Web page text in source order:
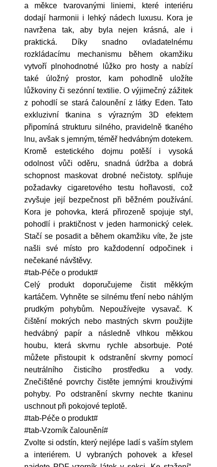
a měkce tvarovanými liniemi, které interiéru
dodají harmonii i lehký nádech luxusu. Kora je
navržena tak, aby byla nejen krásná, ale i
praktická. Díky snadno ovladatelnému
rozkládacímu mechanismu během okamžiku
vytvoří plnohodnotné lůžko pro hosty a nabízí
také úložný prostor, kam pohodlně uložíte
lůžkoviny či sezónní textilie. O výjimečný zážitek
z pohodlí se stará čalounění z látky Eden. Tato
exkluzivní tkanina s výrazným 3D efektem
připomíná strukturu silného, pravidelně tkaného
lnu, avšak s jemným, téměř hedvábným dotekem.
Kromě estetického dojmu potěší i vysoká
odolnost vůči oděru, snadná údržba a dobrá
schopnost maskovat drobné nečistoty. splňuje
požadavky cigaretového testu hořlavosti, což
zvyšuje její bezpečnost při běžném používání.
Kora je pohovka, která přirozeně spojuje styl,
pohodlí i praktičnost v jeden harmonický celek.
Stačí se posadit a během okamžiku víte, že jste
našli své místo pro každodenní odpočinek i
nečekané návštěvy.
#tab-Péče o produkt#
Celý produkt doporučujeme čistit měkkým
kartáčem. Vyhněte se silnému tření nebo náhlým
prudkým pohybům. Nepoužívejte vysavač. K
čištění mokrých nebo mastných skvrn použijte
hedvábný papír a následně vlhkou měkkou
houbu, která skvrnu rychle absorbuje. Poté
můžete přistoupit k odstranění skvrny pomocí
neutrálního čisticího prostředku a vody.
Znečištěné povrchy čistěte jemnými krouživými
pohyby. Po odstranění skvrny nechte tkaninu
uschnout při pokojové teplotě.
#tab-Péče o produkt#
#tab-Vzorník čalounění#
Zvolte si odstín, který nejlépe ladí s vaším stylem
a interiérem. U vybraných pohovek a křesel